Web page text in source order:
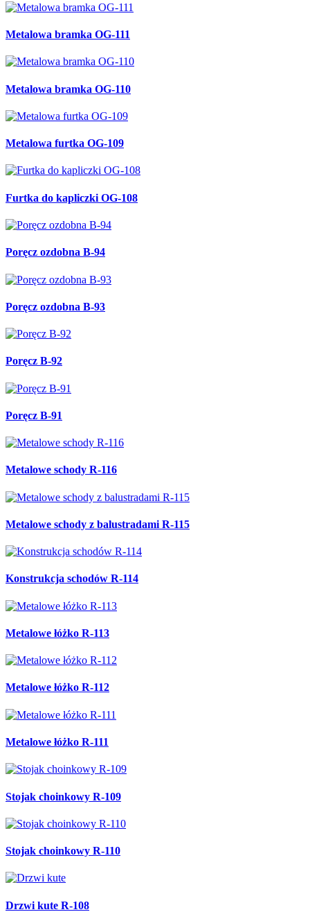
Metalowa bramka OG-111
Metalowa bramka OG-110
Metalowa furtka OG-109
Furtka do kapliczki OG-108
Poręcz ozdobna B-94
Poręcz ozdobna B-93
Poręcz B-92
Poręcz B-91
Metalowe schody R-116
Metalowe schody z balustradami R-115
Konstrukcja schodów R-114
Metalowe łóżko R-113
Metalowe łóżko R-112
Metalowe łóżko R-111
Stojak choinkowy R-109
Stojak choinkowy R-110
Drzwi kute R-108